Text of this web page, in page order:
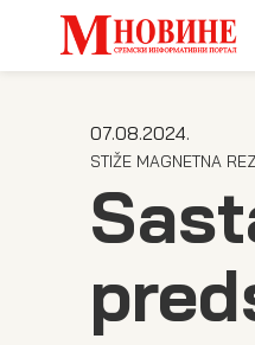
07.08.2024.
STIŽE MAGNETNA